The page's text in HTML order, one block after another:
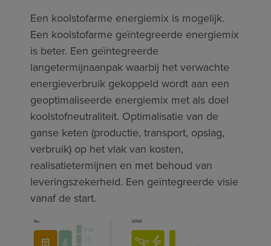
Een koolstofarme energiemix is mogelijk.
Een koolstofarme geïntegreerde energiemix
is beter. Een geïntegreerde
langetermijnaanpak waarbij het verwachte
energieverbruik gekoppeld wordt aan een
geoptimaliseerde energiemix met als doel
koolstofneutraliteit. Optimalisatie van de
ganse keten (productie, transport, opslag,
verbruik) op het vlak van kosten,
realisatietermijnen en met behoud van
leveringszekerheid. Een geïntegreerde visie
vanaf de start.